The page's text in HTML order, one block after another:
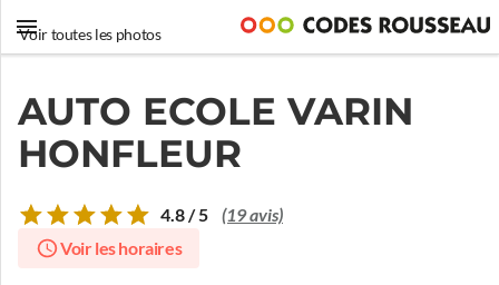
Voir toutes les photos
AUTO ECOLE VARIN
HONFLEUR
4.8 / 5 (19 avis)
Voir les horaires